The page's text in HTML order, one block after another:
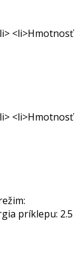
<li>Hmotnosť
<li>Hmotnosť
príklepu: 2.5